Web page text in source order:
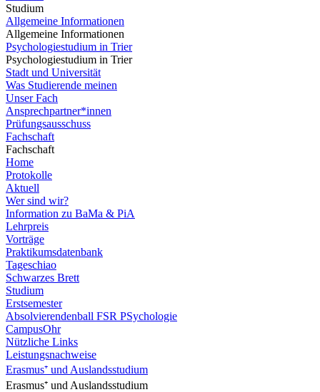
Studium
Allgemeine Informationen
Allgemeine Informationen
Psychologiestudium in Trier
Psychologiestudium in Trier
Stadt und Universität
Was Studierende meinen
Unser Fach
Ansprechpartner*innen
Prüfungsausschuss
Fachschaft
Fachschaft
Home
Protokolle
Aktuell
Wer sind wir?
Information zu BaMa & PiA
Lehrpreis
Vorträge
Praktikumsdatenbank
Tageschiao
Schwarzes Brett
Studium
Erstsemester
Absolvierendenball FSR PSychologie
CampusOhr
Nützliche Links
Leistungsnachweise
Erasmus⁺ und Auslandsstudium
Erasmus⁺ und Auslandsstudium